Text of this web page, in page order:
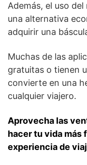
Además, el uso
una alternativa
adquirir una
Muchas de las
gratuitas ⁤o tienen
‍convierte en una
cualquier‍ viajero.
Aprovecha las
hacer tu vida más
⁢experiencia de